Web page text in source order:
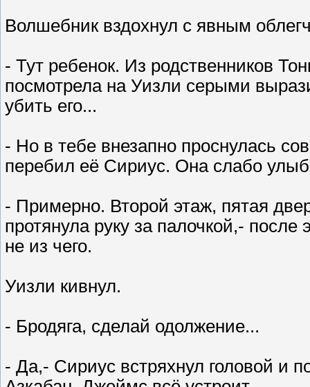
Волшебник вздохнул с явным
- Тут ребенок. Из родственников
посмотрела на Уизли серыми
убить его...
- Но в тебе внезапно проснулась
перебил её Сириус. Она слабо
- Примерно. Второй этаж, пятая
протянула руку за палочкой,-
не из чего.
Уизли кивнул.
- Бродяга, сделай одолжение...
- Да,- Сириус встряхнул головой и